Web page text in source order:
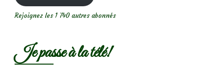
Rejoignez les 1 740 autres abonnés
Je passe à la télé!